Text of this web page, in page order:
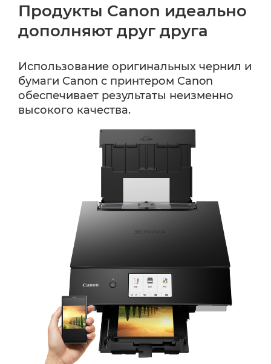
Продукты Canon идеально
дополняют друг друга
Использование оригинальных чернил и
бумаги Canon с принтером Canon
обеспечивает результаты неизменно
высокого качества.